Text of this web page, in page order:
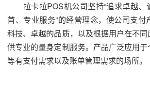
拉卡拉POS机公司坚持“追求卓越、
首、专业服务”的经营理念，使公司支付
科技、卓越的品质，以及根据用户在不
供专业的量身定制服务。产品广泛应用
等有支付需求以及账单管理需求的场所。